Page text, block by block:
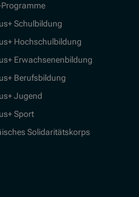
Programme
Schulbildung
Hochschulbildung
Erwachsenenbildung
Berufsbildung
Jugend
Sport
Solidaritätskorps